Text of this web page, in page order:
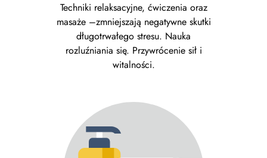
Techniki relaksacyjne, ćwiczenia oraz
masaże –zmniejszają negatywne skutki
długotrwałego stresu. Nauka
rozluźniania się. Przywrócenie sił i
witalności.